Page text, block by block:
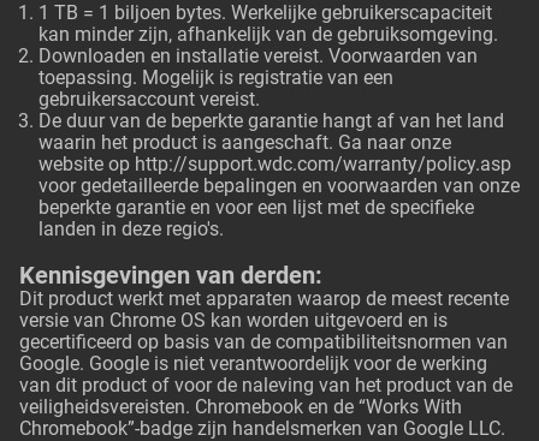
1 TB = 1 biljoen bytes. Werkelijke gebruikerscapaciteit
kan minder zijn, afhankelijk van de gebruiksomgeving.
Downloaden en installatie vereist. Voorwaarden van
toepassing. Mogelijk is registratie van een
gebruikersaccount vereist.
De duur van de beperkte garantie hangt af van het land
waarin het product is aangeschaft. Ga naar onze
website op http://support.wdc.com/warranty/policy.asp
voor gedetailleerde bepalingen en voorwaarden van onze
beperkte garantie en voor een lijst met de specifieke
landen in deze regio's.
Kennisgevingen van derden:
Dit product werkt met apparaten waarop de meest recente
versie van Chrome OS kan worden uitgevoerd en is
gecertificeerd op basis van de compatibiliteitsnormen van
Google. Google is niet verantwoordelijk voor de werking
van dit product of voor de naleving van het product van de
veiligheidsvereisten. Chromebook en de “Works With
Chromebook”-badge zijn handelsmerken van Google LLC.